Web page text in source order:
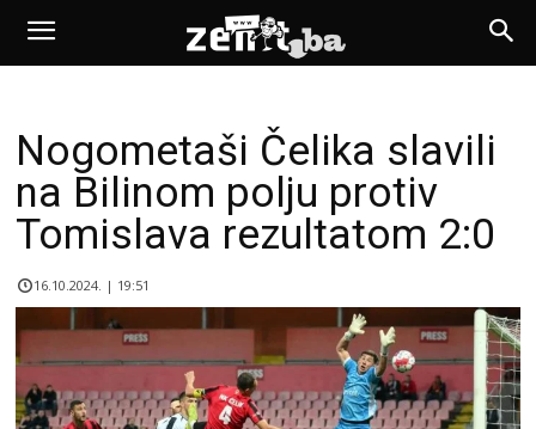
Nogometaši Čelika slavili
na Bilinom polju protiv
Tomislava rezultatom 2:0
16.10.2024. | 19:51